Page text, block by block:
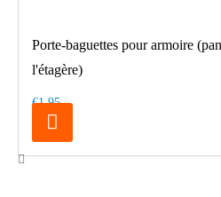
Porte-baguettes pour armoire
l'étagère)
€1.95